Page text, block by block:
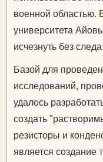
военной областью.
университета
исчезнуть без
Базой для
исследований,
удалось
создать
резисторы и
является создание